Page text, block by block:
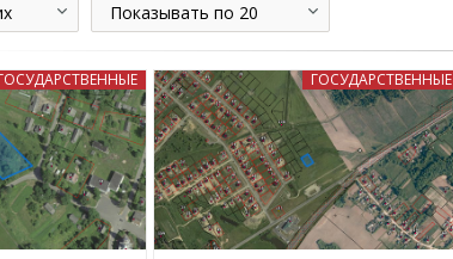
Показывать по 20
ГОСУДАРСТВЕННЫЕ